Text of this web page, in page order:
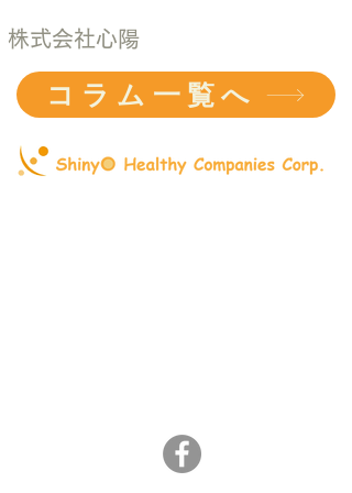
株式会社心陽
コラム一覧へ